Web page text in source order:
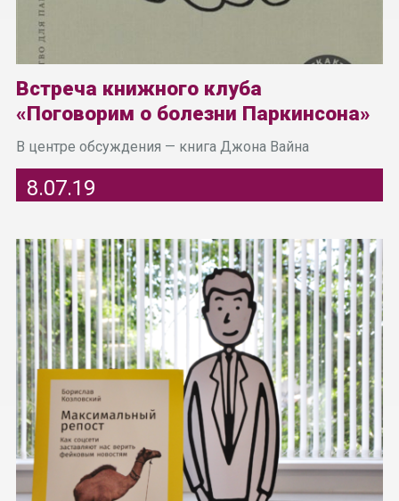
Встреча книжного клуба
«Поговорим о болезни Паркинсона»
В центре обсуждения — книга Джона Вайна
8.07.19